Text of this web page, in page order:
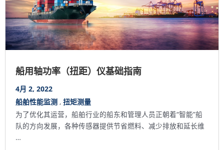
船用轴功率（扭距）仪基础指南
4月 2, 2022
船舶性能监测 , 扭矩测量
为了优化其运营，船舶行业的船东和管理人员正朝着“智能”船
队的方向发展，各种传感器提供节省燃料、减少排放和延长维
…